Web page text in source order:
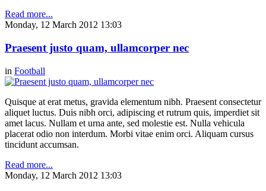
Read more...
Monday, 12 March 2012 13:03
Praesent justo quam, ullamcorper nec
in Football
Quisque at erat metus, gravida elementum nibh. Praesent consectetur
aliquet luctus. Duis nibh orci, adipiscing et rutrum quis, imperdiet sit
amet lacus. Nullam et urna ante, sed molestie est. Nulla vehicula
placerat odio non interdum. Morbi vitae enim orci. Aliquam cursus
tincidunt accumsan.
Read more...
Monday, 12 March 2012 13:03